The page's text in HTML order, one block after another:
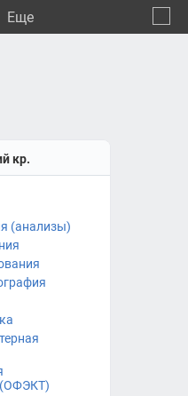
Eще
кр.
(анализы)
(ОФЭКТ)